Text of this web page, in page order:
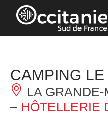
Panneau de gestion des
CAMPING
LA
– HÔTELLERIE